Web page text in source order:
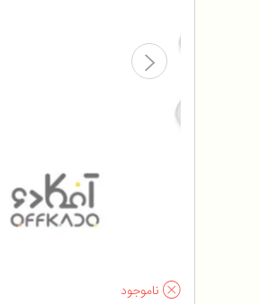
ناموجود